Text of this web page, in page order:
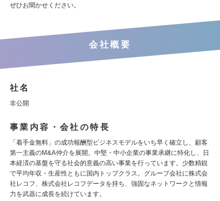
ぜひお聞かせください。
会社概要
社名
非公開
事業内容・会社の特長
「着手金無料」の成功報酬型ビジネスモデルをいち早く確立し、顧客
第一主義のM&A仲介を展開。中堅・中小企業の事業承継に特化し、日
本経済の基盤を守る社会的意義の高い事業を行っています。少数精鋭
で平均年収・生産性ともに国内トップクラス。グループ会社に株式会
社レコフ、株式会社レコフデータを持ち、強固なネットワークと情報
力を武器に成長を続けています。